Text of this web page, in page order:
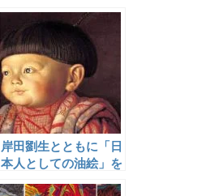
絵画制作から離れた木
下秀一郎
岸田劉生とともに「日
本人としての油絵」を